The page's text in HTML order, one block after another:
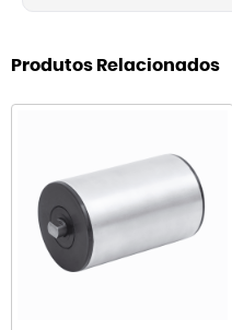
Produtos Relacionados